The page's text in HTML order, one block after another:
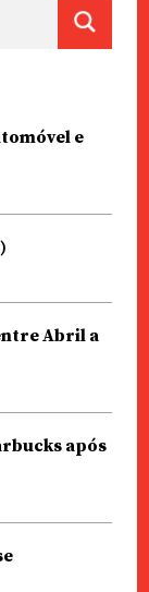
e
Abril a
após